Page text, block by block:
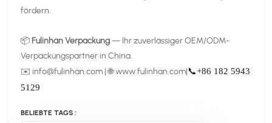
fördern.
📦 Fulinhan Verpackung — Ihr zuverlässiger OEM/ODM-
Verpackungspartner in China.
✉️info@fulinhan.com | 🌐www.fulinhan.com|📞+86 182 5943
5129
BELIEBTE TAGS :